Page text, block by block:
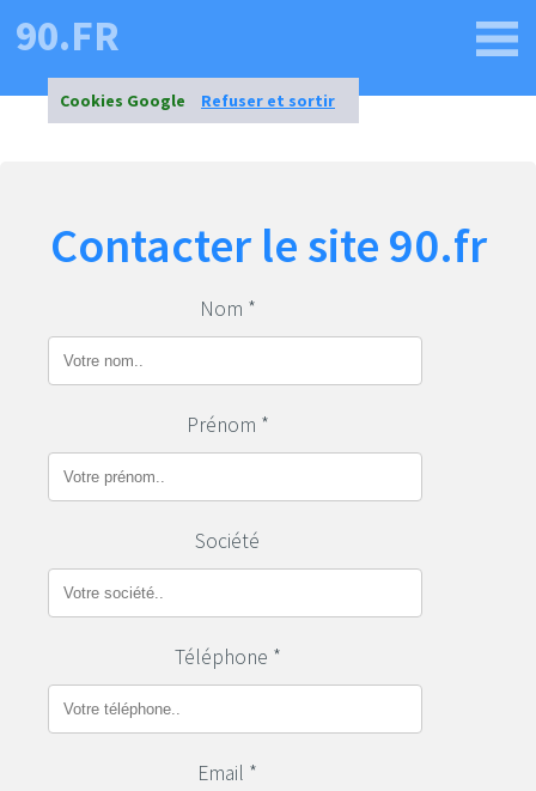
Cookies Google Refuser et sortir
90.FR
Contacter le site 90.fr
Nom *
Prénom *
Société
Téléphone *
Email *